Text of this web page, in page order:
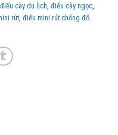
điếu cày du lịch điếu cày ngọc,
rút, điếu mini rút chống đổ